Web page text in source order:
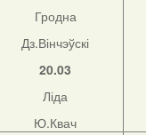
Гродна
Дз.Вінчэўскі
20.03
Ліда
Ю.Квач